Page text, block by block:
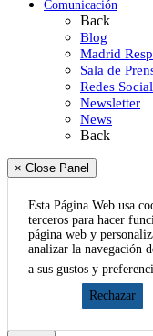
Comunicación
Back
Blog
Madrid
Sala de
Redes
Newsletter
News
Back
× Close Panel
Esta Página Web usa
terceros para hacer
página web y
analizar la navegación
a sus gustos y
Rechazar